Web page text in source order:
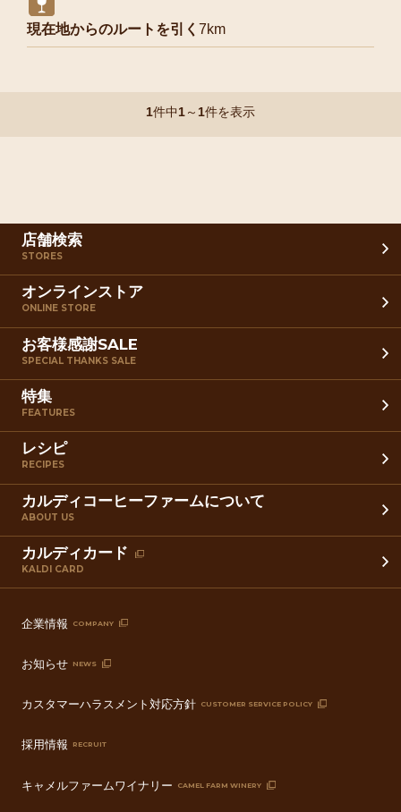
現在地からのルートを引く 7km
1件中1～1件を表示
店舗検索
STORES
オンラインストア
ONLINE STORE
お客様感謝SALE
SPECIAL THANKS SALE
特集
FEATURES
レシピ
RECIPES
カルディコーヒーファームについて
ABOUT US
カルディカード
KALDI CARD
企業情報 COMPANY
お知らせ NEWS
カスタマーハラスメント対応方針 CUSTOMER SERVICE POLICY
採用情報 RECRUIT
キャメルファームワイナリー CAMEL FARM WINERY